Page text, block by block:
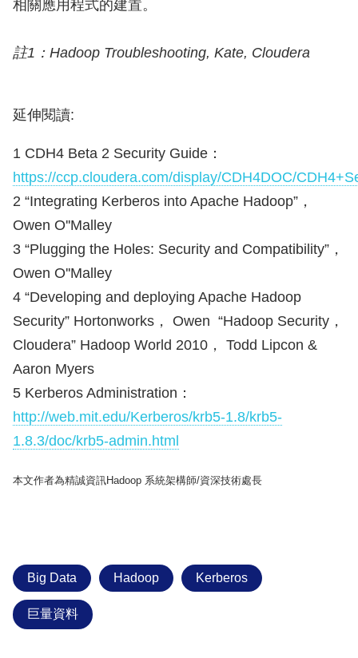
相關應用程式的建置。
註1：Hadoop Troubleshooting, Kate, Cloudera
延伸閱讀:
1 CDH4 Beta 2 Security Guide：
https://ccp.cloudera.com/display/CDH4DOC/
2 “Integrating Kerberos into Apache Hadoop”，
Owen O''Malley
3 “Plugging the Holes: Security and Compatibility”，
Owen O''Malley
4 “Developing and deploying Apache Hadoop
Security” Hortonworks， Owen “Hadoop Security，
Cloudera” Hadoop World 2010， Todd Lipcon &
Aaron Myers
5 Kerberos Administration：
http://web.mit.edu/Kerberos/krb5-1.8/krb5-
1.8.3/doc/krb5-admin.html
本文作者為精誠資訊Hadoop 系統架構師/資深技術處長
Big Data Hadoop Kerberos
巨量資料